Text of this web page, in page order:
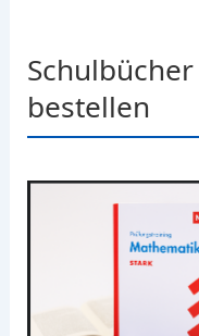
bestellen